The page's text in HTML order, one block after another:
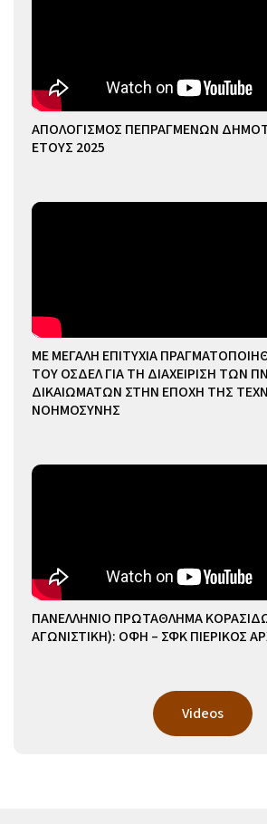
ΑΠΟΛΟΓΙΣΜΟΣ ΠΕΠΡΑΓΜΕΝΩΝ
ΕΤΟΥΣ 2025
ΜΕ ΜΕΓΑΛΗ ΕΠΙΤΥΧΙΑ
ΤΟΥ ΟΣΔΕΛ ΓΙΑ ΤΗ ΔΙΑΧΕΙΡΙΣΗ ΤΩΝ
ΔΙΚΑΙΩΜΑΤΩΝ ΣΤΗΝ ΕΠΟΧΗ ΤΗΣ
ΝΟΗΜΟΣΥΝΗΣ
ΠΑΝΕΛΛΗΝΙΟ ΠΡΩΤΑΘΛΗΜΑ
ΑΓΩΝΙΣΤΙΚΗ): ΟΦΗ – ΣΦΚ ΠΙΕΡΙΚΟΣ
Videos